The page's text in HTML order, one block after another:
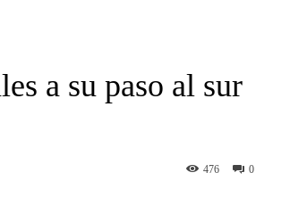
a su paso al sur
0
476